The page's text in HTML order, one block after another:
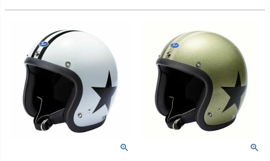
O6
Buco（ブコ）
O166
Buco（ブコ）